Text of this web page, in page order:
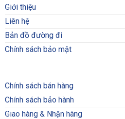
Giới thiệu
Liên hệ
Bản đồ đường đi
Chính sách bảo mật
Chính sách bán hàng
Chính sách bảo hành
Giao hàng & Nhận hàng